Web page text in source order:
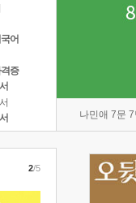
어
증
나민애 7문
2/5